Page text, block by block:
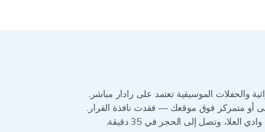
والحفلات الموسيقية تعتمد على رادار مباشر.
أو متمركز فوق موقعك — فقدت نافذة القرار.